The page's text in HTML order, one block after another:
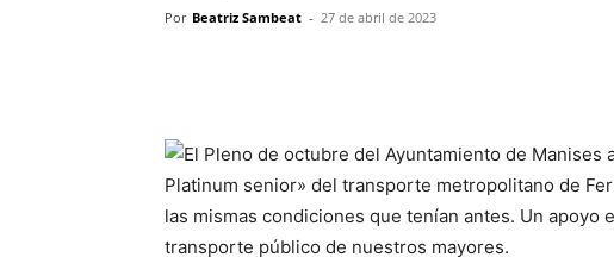
Por Beatriz Sambeat - 27 de abril de 2023